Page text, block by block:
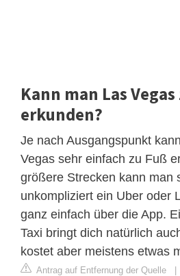
Kann man Las
erkunden?
Je nach Ausgangspunkt
Vegas sehr einfach zu Fuß
größere Strecken kann man
unkompliziert ein Uber oder
ganz einfach über die App.
Taxi bringt dich natürlich
kostet aber meistens etwas
Antrag auf Entfernung der Quelle |